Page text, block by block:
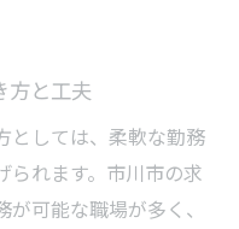
方と工夫
としては、柔軟な勤務
られます。市川市の求
可能な職場が多く、